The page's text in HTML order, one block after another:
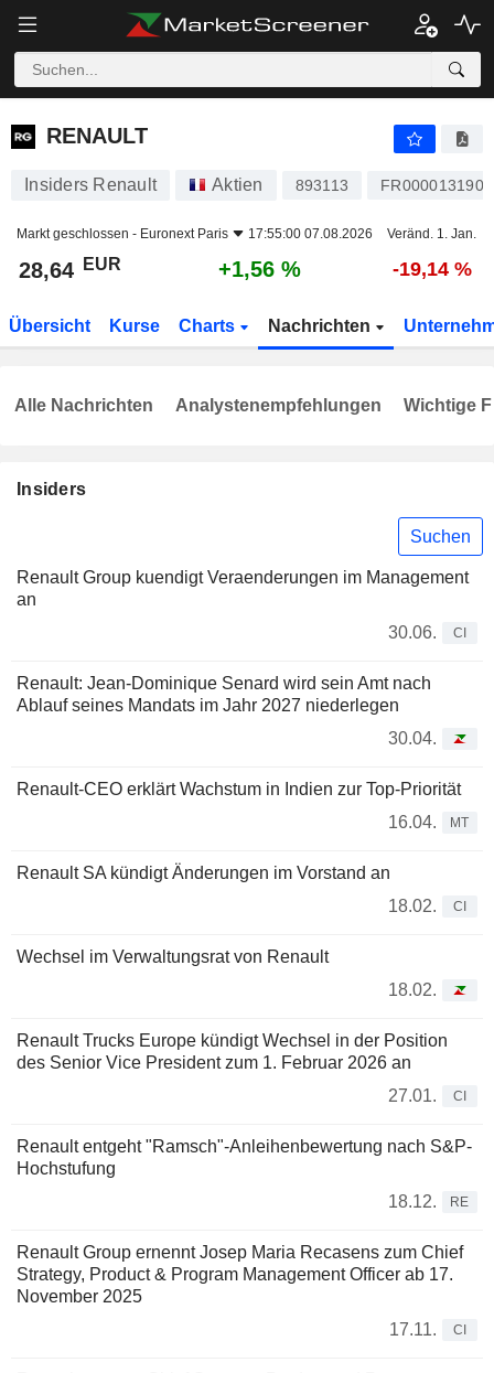
RENAULT
RENAULT
Insiders Renault Aktien 893113 FR0000131906
Markt geschlossen - Euronext Paris 17:55:00 07.08.2026 Veränd. 1. Jan.
28,64 EUR +1,56 % -19,14 %
Übersicht Kurse Charts Nachrichten
Insiders
Suchen
Renault Group kuendigt Veraenderungen im Management
an
30.06.
CI
Renault: Jean-Dominique Senard wird sein Amt nach
Ablauf seines Mandats im Jahr 2027 niederlegen
30.04.
Renault-CEO erklärt Wachstum in Indien zur Top-Priorität
16.04.
MT
Renault SA kündigt Änderungen im Vorstand an
18.02.
CI
Wechsel im Verwaltungsrat von Renault
18.02.
Renault Trucks Europe kündigt Wechsel in der Position
des Senior Vice President zum 1. Februar 2026 an
27.01.
CI
Renault entgeht "Ramsch"-Anleihenbewertung nach S&P-
Hochstufung
18.12.
RE
Renault Group ernennt Josep Maria Recasens zum Chief
Strategy, Product & Program Management Officer ab 17.
November 2025
17.11.
CI
Alle Nachrichten Analystenempfehlungen Wichtige